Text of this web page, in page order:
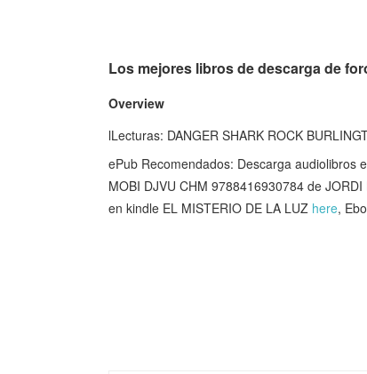
Los mejores libros de descarga de
Overview
lLecturas: DANGER SHARK ROCK
ePub Recomendados: Descarga audiolibros
MOBI DJVU CHM 9788416930784 de JORDI
en kindle EL MISTERIO DE LA LUZ here,